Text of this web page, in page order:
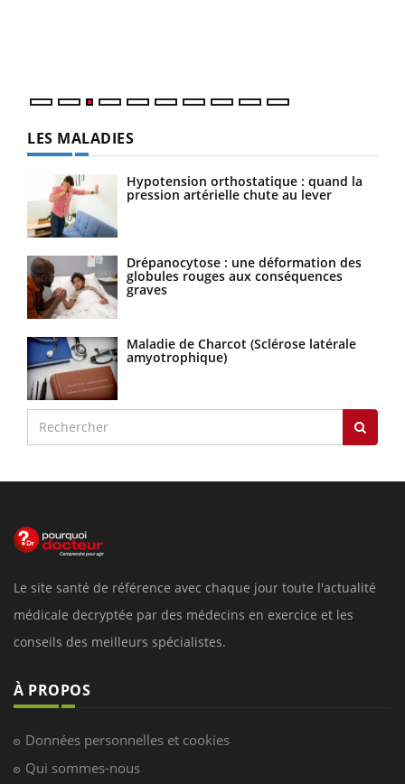
LES MALADIES
Hypotension orthostatique : quand la
pression artérielle chute au lever
Drépanocytose : une déformation des
globules rouges aux conséquences
graves
Maladie de Charcot (Sclérose latérale
amyotrophique)
Le site santé de référence avec chaque jour toute l'actualité
médicale decryptée par des médecins en exercice et les
conseils des meilleurs spécialistes.
À PROPOS
Données personnelles et cookies
Qui sommes-nous